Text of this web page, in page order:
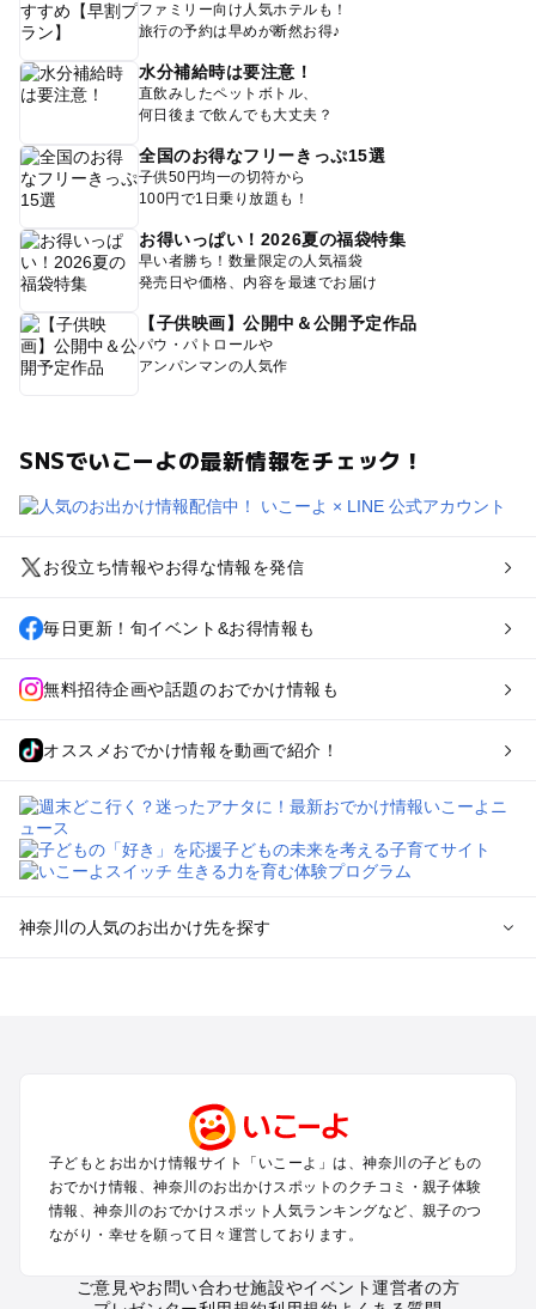
ファミリー向け人気ホテルも！
旅行の予約は早めが断然お得♪
水分補給時は要注意！
直飲みしたペットボトル、
何日後まで飲んでも大丈夫？
全国のお得なフリーきっぷ15選
子供50円均一の切符から
100円で1日乗り放題も！
お得いっぱい！2026夏の福袋特集
早い者勝ち！数量限定の人気福袋
発売日や価格、内容を最速でお届け
【子供映画】公開中＆公開予定作品
パウ・パトロールや
アンパンマンの人気作
SNSでいこーよの最新情報をチェック！
お役立ち情報やお得な情報を発信
毎日更新！旬イベント&お得情報も
無料招待企画や話題のおでかけ情報も
オススメおでかけ情報を動画で紹介！
神奈川の人気のお出かけ先を探す
小田原・熱海・湯河原・真鶴のプールお出かけ
町田・相模原・愛川・上野原のプールお出かけ
新横浜・港北エリア・日吉・青葉台・鶴見のプールお出かけ
川崎のプールお出かけ
海老名・厚木のプールお出かけ
箱根（湯本・強羅・小涌谷・仙石原・芦ノ湖）のプールお出か
子どもとお出かけ情報サイト「いこーよ」は、神奈川の子どもの
おでかけ情報、神奈川のお出かけスポットのクチコミ・親子体験
情報、神奈川のおでかけスポット人気ランキングなど、親子のつ
ながり・幸せを願って日々運営しております。
ご意見やお問い合わせ施設やイベント運営者の方